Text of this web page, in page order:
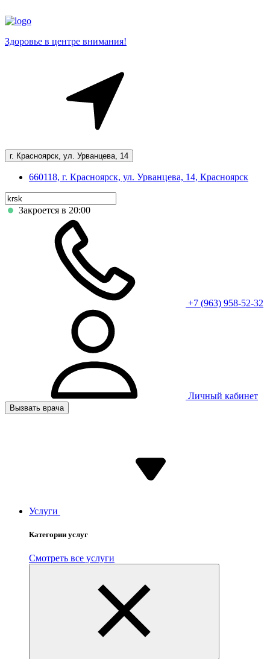
Здоровье в центре внимания!
г. Красноярск, ул. Урванцева, 14
660118, г. Красноярск, ул. Урванцева, 14, Красноярск
Закроется в 20:00
+7 (963) 958-52-32
Личный кабинет
Вызвать врача
Услуги
Категории услуг
Смотреть все услуги